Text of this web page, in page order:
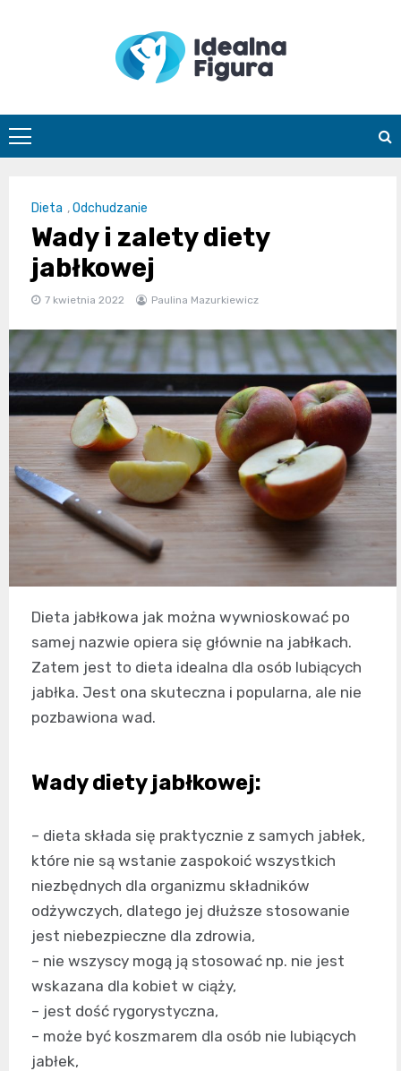
Dieta ,Odchudzanie
Wady i zalety diety
jabłkowej
7 kwietnia 2022 Paulina Mazurkiewicz
Dieta jabłkowa jak można wywnioskować po
samej nazwie opiera się głównie na jabłkach.
Zatem jest to dieta idealna dla osób lubiących
jabłka. Jest ona skuteczna i popularna, ale nie
pozbawiona wad.
Wady diety jabłkowej:
– dieta składa się praktycznie z samych jabłek,
które nie są wstanie zaspokoić wszystkich
niezbędnych dla organizmu składników
odżywczych, dlatego jej dłuższe stosowanie
jest niebezpieczne dla zdrowia,
– nie wszyscy mogą ją stosować np. nie jest
wskazana dla kobiet w ciąży,
– jest dość rygorystyczna,
– może być koszmarem dla osób nie lubiących
jabłek,